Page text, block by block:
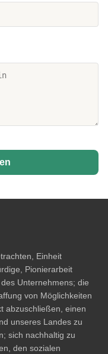
Einheit
Pionierarbeit
Unternehmens; die
von Möglichkeiten
abzuschließen, einen
unseres Landes zu
sich nachhaltig zu
den sozialen